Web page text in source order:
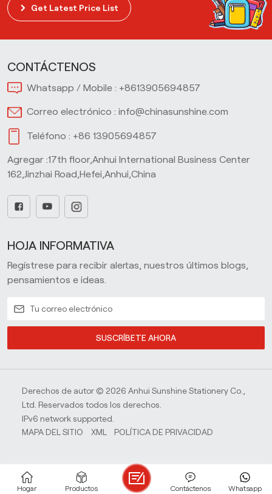
Get Latest Price List
CONTÁCTENOS
Whatsapp / Mobile : +8613905694857
Correo electrónico : info@chinasunshine.com
Teléfono : +86 13905694857
Agregar :17th floor,Anhui International Business Center
162,Jinzhai Road,Hefei,Anhui,China
HOJA INFORMATIVA
Regístrese para recibir alertas, nuestros últimos blogs,
pensamientos e ideas.
SUSCRÍBETE AHORA
Derechos de autor © 2026 Anhui Sunshine Stationery Co.,
Ltd. Reservados todos los derechos.
IPv6 network supported.
MAPA DEL SITIO
XML POLÍTICA DE PRIVACIDAD
Hogar Productos Whatsapp
Contáctenos